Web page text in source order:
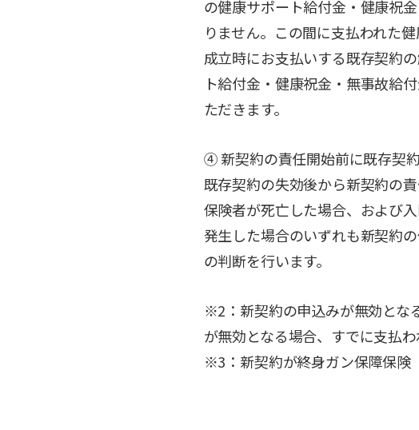
の健康サポート給付金・健康祝
りません。この間に支払われた
成立時にお支払いする既存契約
ト給付金・健康祝金・無事故給
ただきます。
④ 新契約の責任開始前に既存契
既存契約の失効後から新契約の
保険者が死亡した場合、および
発生した場合のいずれも新契約
の判断を行います。
※2：新契約の申込みが無効とな
が無効となる場合、すでに支払
※3：新契約が終身ガン保障保険